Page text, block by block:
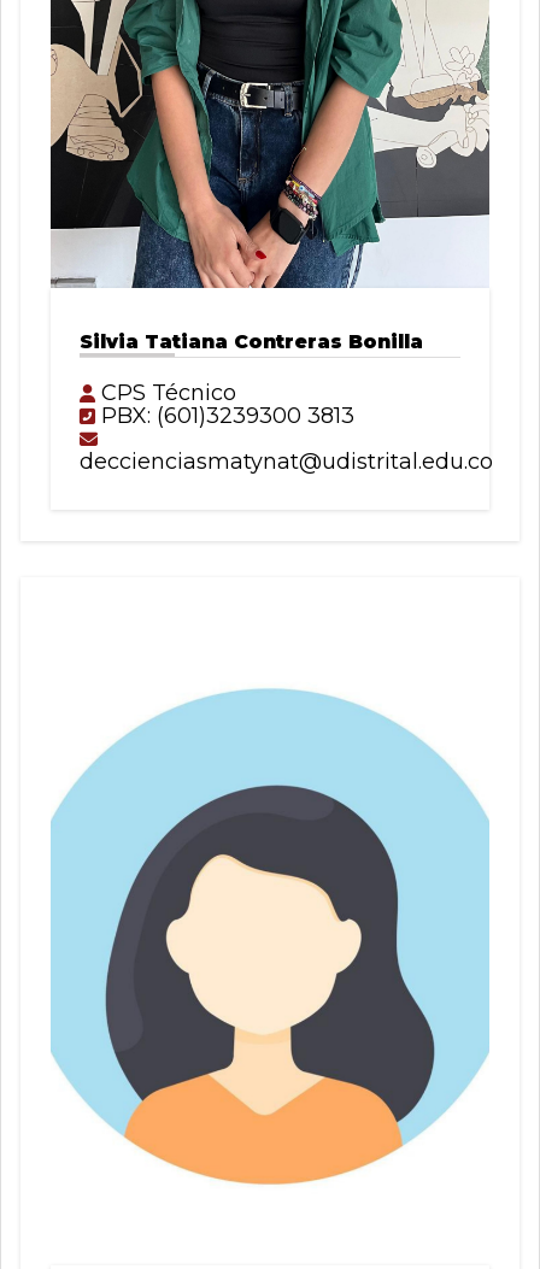
Silvia Tatiana Contreras Bonilla
CPS Técnico
PBX: (601)3239300 3813
deccienciasmatynat@udistrital.edu.co